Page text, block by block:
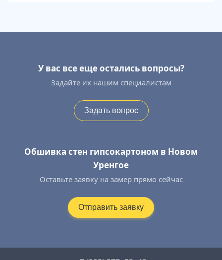
У вас все еще остались вопросы?
Задайте их нашим специалистам
Задать вопрос
Обшивка стен гипсокартоном в Новом
Уренгое
Оставьте заявку на замер прямо сейчас
Отправить заявку